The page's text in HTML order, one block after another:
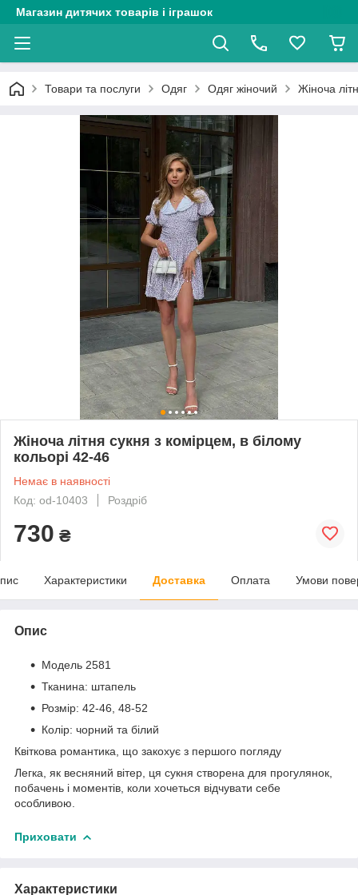
Магазин дитячих товарів і іграшок
Товари та послуги Одяг Одяг жіночий Жіноча
Жіноча літня сукня з комірцем, в білому
кольорі 42-46
Немає в наявності
Код: od-10403
Роздріб
730 ₴
Характеристики Доставка Оплата Умови
Опис
Модель 2581
Тканина: штапель
Розмір: 42-46, 48-52
Колір: чорний та білий
Квіткова романтика, що закохує з першого погляду
Легка, як весняний вітер, ця сукня створена для прогулянок,
побачень і моментів, коли хочеться відчувати себе
особливою.
Приховати
Характеристики